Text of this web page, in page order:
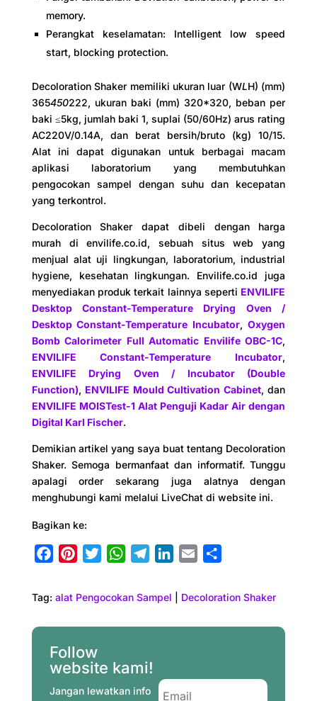
memory.
Perangkat keselamatan: Intelligent low speed
start, blocking protection.
Decoloration Shaker memiliki ukuran luar (WLH) (mm)
365450222, ukuran baki (mm) 320*320, beban per
baki ≤5kg, jumlah baki 1, suplai (50/60Hz) arus rating
AC220V/0.14A, dan berat bersih/bruto (kg) 10/15.
Alat ini dapat digunakan untuk berbagai macam
aplikasi laboratorium yang membutuhkan
pengocokan sampel dengan suhu dan kecepatan
yang terkontrol.
Decoloration Shaker dapat dibeli dengan harga
murah di envilife.co.id, sebuah situs web yang
menjual alat uji lingkungan, laboratorium, industrial
hygiene, kesehatan lingkungan. Envilife.co.id juga
menyediakan produk terkait lainnya seperti ENVILIFE
Desktop Constant-Temperature Drying Oven /
Desktop Constant-Temperature Incubator,Oxygen
Bomb Calorimeter Full Automatic Envilife OBC-1C,
ENVILIFE Constant-Temperature Incubator,
ENVILIFE Drying Oven / Incubator (Double
Function), ENVILIFE Mould Cultivation Cabinet, dan
ENVILIFE MOISTest-1 Alat Penguji Kadar Air dengan
Digital Karl Fischer.
Demikian artikel yang saya buat tentang Decoloration
Shaker. Semoga bermanfaat dan informatif. Tunggu
apalagi order sekarang juga alatnya dengan
menghubungi kami melalui LiveChat di website ini.
Bagikan ke:
b
o
o
n
e
e
t
r
W
s
p
g
a
m
n
k
e
n
l
a
e
Tag: alat Pengocokan Sampel Decoloration Shaker
Follow
website kami!
Jangan lewatkan info